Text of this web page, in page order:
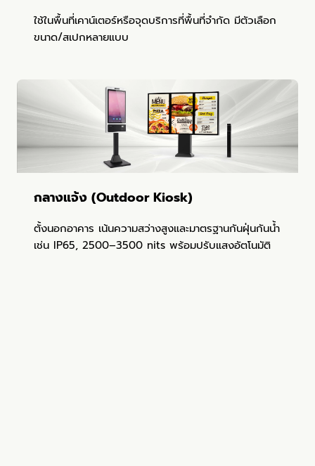
ใช้ในพื้นที่เคาน์เตอร์หรือจุดบริการที่พื้นที่จำกัด มีตัวเลือก
ขนาด/สเปกหลายแบบ
กลางแจ้ง (Outdoor Kiosk)
ตั้งนอกอาคาร เน้นความสว่างสูงและมาตรฐานกันฝุ่นกันน้ำ
เช่น IP65, 2500–3500 nits พร้อมปรับแสงอัตโนมัติ